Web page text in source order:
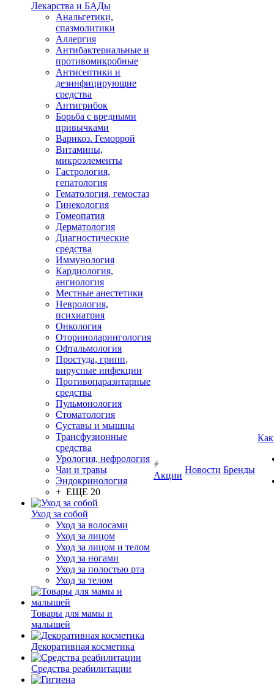
Лекарства и БАДы
Анальгетики,
спазмолитики
Аллергия
Антибактериальные и
противомикробные
Антисептики и
дезинфицирующие
средства
Антигрибок
Борьба с вредными
привычками
Варикоз. Геморрой
Витамины,
микроэлементы
Гастрология,
гепатология
Гематология, гемостаз
Гинекология
Гомеопатия
Дерматология
Диагностические
средства
Иммунология
Кардиология,
ангиология
Местные анестетики
Неврология,
психиатрия
Онкология
Оториноларингология
Офтальмология
Простуда, грипп,
вирусные инфекции
Противопаразитарные
средства
Пульмонология
Стоматология
Суставы и мышцы
Трансфузионные
средства
Урология, нефрология
Чаи и травы
Эндокринология
+ ЕЩЕ 20
Уход за собой
Уход за волосами
Уход за лицом
Уход за лицом и телом
Уход за ногами
Уход за полостью рта
Уход за телом
Товары для мамы и
малышей
Декоративная косметика
Средства реабилитации
Акции
Новости Бренды